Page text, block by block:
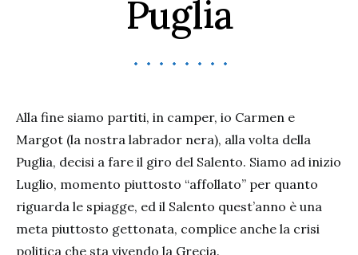
Puglia
Alla fine siamo partiti, in camper, io Carmen e
Margot (la nostra labrador nera), alla volta della
Puglia, decisi a fare il giro del Salento. Siamo ad inizio
Luglio, momento piuttosto “affollato” per quanto
riguarda le spiagge, ed il Salento quest’anno è una
meta piuttosto gettonata, complice anche la crisi
politica che sta vivendo la Grecia.